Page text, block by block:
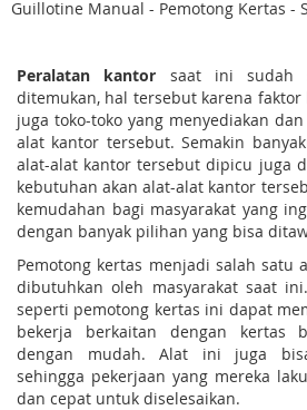
Guillotine Manual - Pemotong Kertas -
Peralatan kantor saat ini sudah
ditemukan, hal tersebut karena
juga toko-toko yang menyediakan
alat kantor tersebut. Semakin
alat-alat kantor tersebut dipicu juga
kebutuhan akan alat-alat kantor
kemudahan bagi masyarakat yang
dengan banyak pilihan yang bisa
Pemotong kertas menjadi salah satu
dibutuhkan oleh masyarakat saat
seperti pemotong kertas ini dapat
bekerja berkaitan dengan kertas
dengan mudah. Alat ini juga
sehingga pekerjaan yang mereka
dan cepat untuk diselesaikan.